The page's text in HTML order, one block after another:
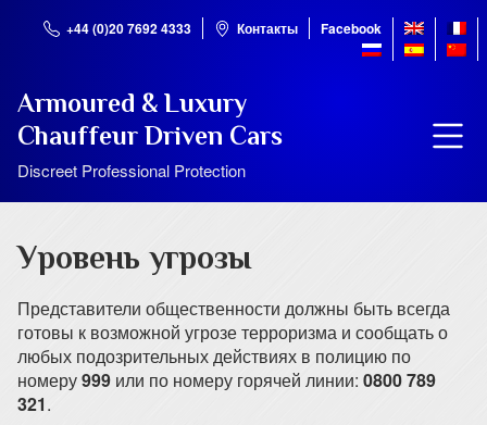
+44 (0)20 7692 4333 Контакты Facebook
Armoured & Luxury
Chauffeur Driven Cars
Discreet Professional Protection
Уровень угрозы
Представители общественности должны быть всегда
готовы к возможной угрозе терроризма и сообщать о
любых подозрительных действиях в полицию по
номеру999 или по номеру горячей линии: 0800 789
321.